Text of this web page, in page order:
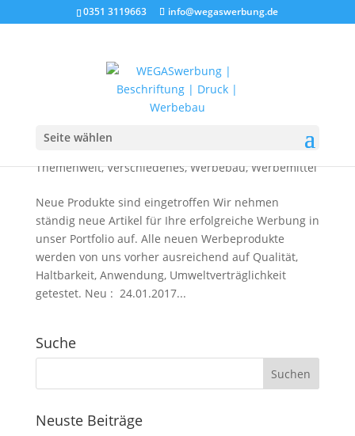
0351 3119663 info@wegaswerbung.de
Seite wählen
Neue Produkte für Ihre Werbung
vonWEGASwerbung
Themenwelt,Verschiedenes,Werbebau,Werbemittel
Neue Produkte sind eingetroffen Wir nehmen
ständig neue Artikel für Ihre erfolgreiche Werbung in
unser Portfolio auf. Alle neuen Werbeprodukte
werden von uns vorher ausreichend auf Qualität,
Haltbarkeit, Anwendung, Umweltverträglichkeit
getestet. Neu : 24.01.2017...
Suche
Neuste Beiträge